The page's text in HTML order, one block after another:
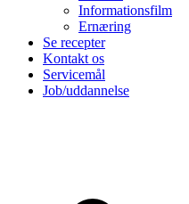
Informationsfilm
Ernæring
Se recepter
Kontakt os
Servicemål
Job/uddannelse